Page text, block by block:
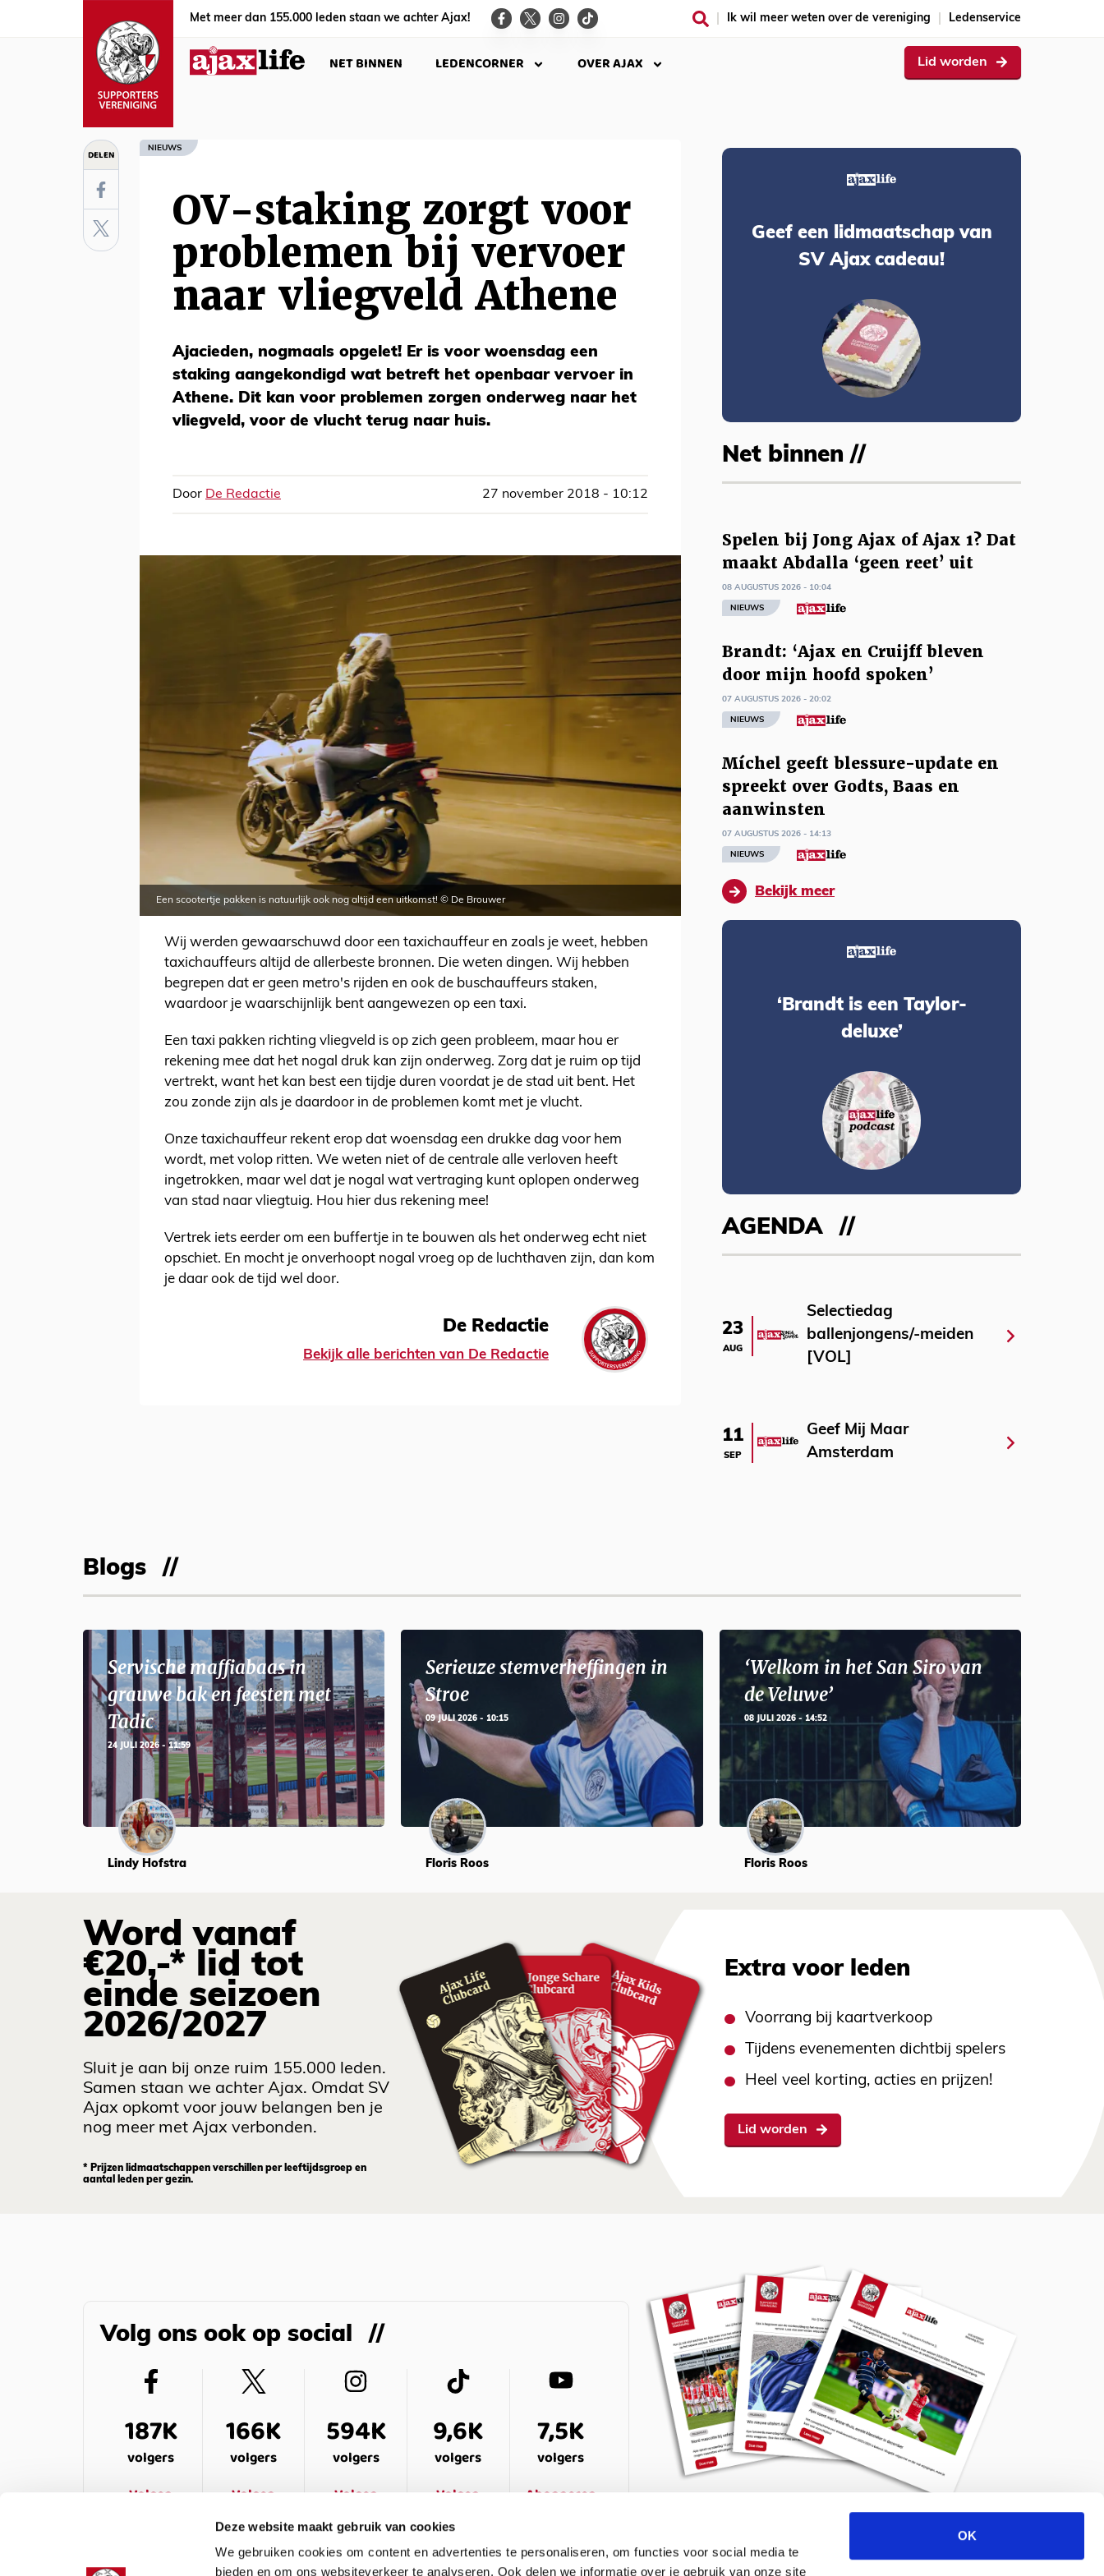
Deze website maakt gebruik van cookies
We gebruiken cookies om content en advertenties te personaliseren, om functies voor social media te
bieden en om ons websiteverkeer te analyseren. Ook delen we informatie over je gebruik van onze site
OK
Met meer dan 155.000 leden staan we achter Ajax! Ik wil meer weten over de vereniging Ledenservice
NET BINNEN LEDENCORNER OVER AJAX Lid worden
DELEN NIEUWS
OV-staking zorgt voor
problemen bij vervoer
naar vliegveld Athene
Ajacieden, nogmaals opgelet! Er is voor woensdag een
staking aangekondigd wat betreft het openbaar vervoer in
Athene. Dit kan voor problemen zorgen onderweg naar het
vliegveld, voor de vlucht terug naar huis.
Door De Redactie 27 november 2018 - 10:12
Een scootertje pakken is natuurlijk ook nog altijd een uitkomst! © De Brouwer
Wij werden gewaarschuwd door een taxichauffeur en zoals je weet, hebben
taxichauffeurs altijd de allerbeste bronnen. Die weten dingen. Wij hebben
begrepen dat er geen metro's rijden en ook de buschauffeurs staken,
waardoor je waarschijnlijk bent aangewezen op een taxi.
Een taxi pakken richting vliegveld is op zich geen probleem, maar hou er
rekening mee dat het nogal druk kan zijn onderweg. Zorg dat je ruim op tijd
vertrekt, want het kan best een tijdje duren voordat je de stad uit bent. Het
zou zonde zijn als je daardoor in de problemen komt met je vlucht.
Onze taxichauffeur rekent erop dat woensdag een drukke dag voor hem
wordt, met volop ritten. We weten niet of de centrale alle verloven heeft
ingetrokken, maar wel dat je nogal wat vertraging kunt oplopen onderweg
van stad naar vliegtuig. Hou hier dus rekening mee!
Vertrek iets eerder om een buffertje in te bouwen als het onderweg echt niet
opschiet. En mocht je onverhoopt nogal vroeg op de luchthaven zijn, dan kom
je daar ook de tijd wel door.
De Redactie
Bekijk alle berichten van De Redactie
Geef een lidmaatschap van
SV Ajax cadeau!
Net binnen //
Spelen bij Jong Ajax of Ajax 1? Dat
maakt Abdalla ‘geen reet’ uit
08 AUGUSTUS 2026 - 10:04
NIEUWS
Brandt: ‘Ajax en Cruijff bleven
door mijn hoofd spoken’
07 AUGUSTUS 2026 - 20:02
NIEUWS
Míchel geeft blessure-update en
spreekt over Godts, Baas en
aanwinsten
07 AUGUSTUS 2026 - 14:13
NIEUWS
Bekijk meer
‘Brandt is een Taylor-
deluxe’
AGENDA
23
AUG
Selectiedag
ballenjongens/-meiden
[VOL]
11
SEP
Geef Mij Maar
Amsterdam
Blogs
Servische maffiabaas in
grauwe bak en feesten met
Tadic
24 JULI 2026 - 11:59
Lindy Hofstra
Serieuze stemverheffingen in
Stroe
09 JULI 2026 - 10:15
Floris Roos
‘Welkom in het San Siro van
de Veluwe’
08 JULI 2026 - 14:52
Floris Roos
Word vanaf
€20,-* lid tot
einde seizoen
2026/2027
Sluit je aan bij onze ruim 155.000 leden.
Samen staan we achter Ajax. Omdat SV
Ajax opkomt voor jouw belangen ben je
nog meer met Ajax verbonden.
* Prijzen lidmaatschappen verschillen per leeftijdsgroep en
aantal leden per gezin.
Extra voor leden
Voorrang bij kaartverkoop
Tijdens evenementen dichtbij spelers
Heel veel korting, acties en prijzen!
Lid worden
Volg ons ook op social
187K
volgers
Volgen
166K
volgers
Volgen
594K
volgers
Volgen
9,6K
volgers
Volgen
7,5K
volgers
Abonneren
Meld je aan voor de nieuwsbrief